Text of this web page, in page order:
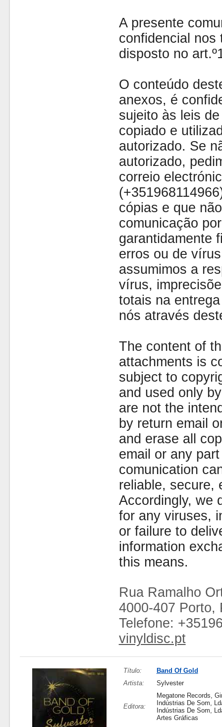
A presente
confidencial nos
disposto no
O conteúdo
anexos, é
sujeito às leis
copiado e
autorizado. Se
autorizado,
correio
cópias e que
comunicação
garantidamente
erros ou de
assumimos a
vírus,
totais na
nós através
The content of
attachments is
subject to
and used only
are not the
by return email
and erase all
email or any
comunication
reliable, secure,
Accordingly, we
for any viruses,
or failure to
information
this means.
Rua Ramalho
4000-407 Porto,
Telefone:
vinyldisc.pt
Título:
Band Of Gold
Artista:
Sylvester
Editora:
Megatone Records,
Indústrias De Som,
Indústrias De Som,
Artes Gráficas